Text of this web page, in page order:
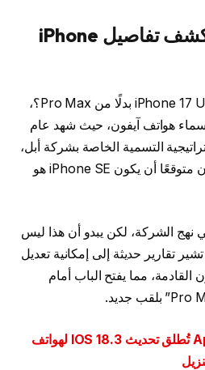
تفاصيل iPhone
هل سيكون 2025 عام iPhone 17 Ultra بدلًا من Pro Max؟،
هواتف آيفون، حيث شهد عام
التسمية الخاصة بشركة أبل،
كما تبين أن الهاتف الذي كان متوقعًا أن يكون iPhone SE هو
نهج الشركة، لكن يبدو أن هذا ليس
تشير تقارير حديثة إلى إمكانية تعديل
مما يفتح الباب أمام
رسمياً Apple تُطلق تحديث IOS 18.3 لهواتف